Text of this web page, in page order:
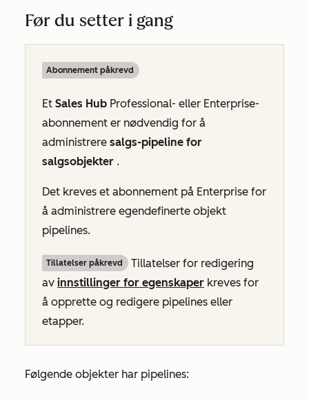
Før du setter i gang
Abonnement påkrevd
Et Sales Hub Professional- eller Enterprise-
abonnement er nødvendig for å
administrere salgs-pipeline for
salgsobjekter .
Det kreves et abonnement på Enterprise for
å administrere egendefinerte objekt
pipelines.
Tillatelser påkrevd
Tillatelser for redigering
av innstillinger for egenskaper kreves for
å opprette og redigere pipelines eller
etapper.
Følgende objekter har pipelines: